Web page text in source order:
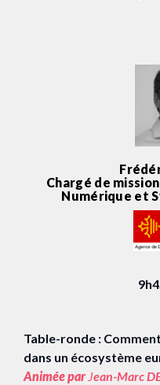
Chargé de
Numérique et
Table-ronde :
dans un écosystème
Animée par Jean-Marc